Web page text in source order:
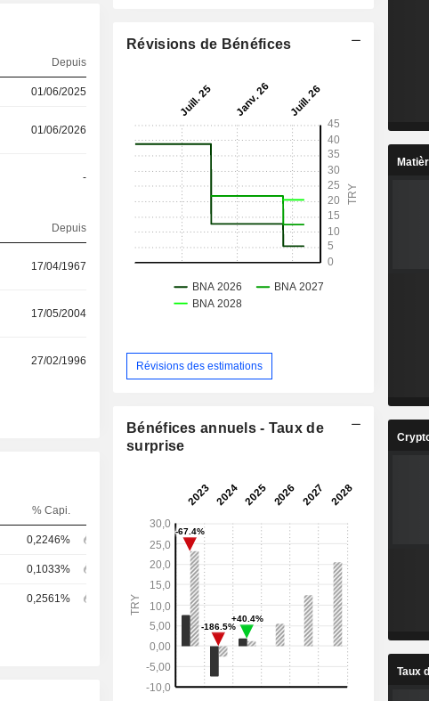
Depuis
01/06/2025
01/06/2026
-
Depuis
17/04/1967
17/05/2004
27/02/1996
% Capi.
0,2246%
0,1033%
0,2561%
Révisions de Bénéfices
Révisions des estimations
Bénéfices annuels - Taux de
surprise
Taux